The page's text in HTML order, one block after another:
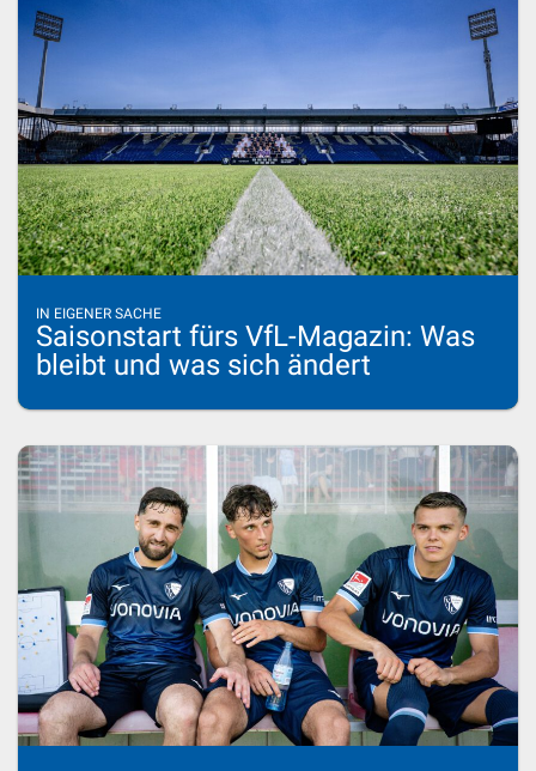
IN EIGENER SACHE
Saisonstart fürs VfL-Magazin: Was
bleibt und was sich ändert